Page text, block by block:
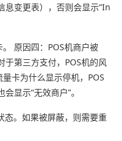
息变更表），否则会显示“In
原因四：POS机商户被
于第三方支付，POS机的风
卡为什么显示停机，POS
显示“无效商户”。
态。如果被屏蔽，则需要重